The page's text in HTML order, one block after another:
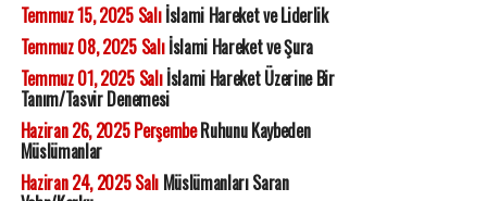
Temmuz 15, 2025 Salıİslami Hareket ve Liderlik
Temmuz 08, 2025 Salıİslami Hareket ve Şura
Temmuz 01, 2025 Salıİslami Hareket Üzerine Bir
Tanım/Tasvir Denemesi
Haziran 26, 2025 PerşembeRuhunu Kaybeden
Müslümanlar
Haziran 24, 2025 SalıMüslümanları Saran